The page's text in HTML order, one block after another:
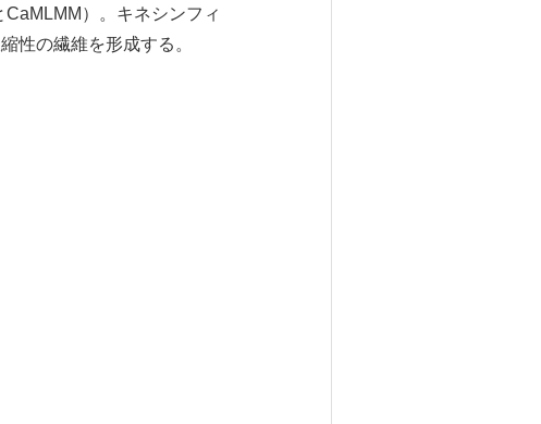
）。キネシンフィ
性の繊維を形成する。